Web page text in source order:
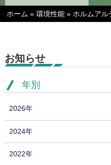
ホーム »環境性能 » ホルムア
お知らせ
年別
2026年
2024年
2022年